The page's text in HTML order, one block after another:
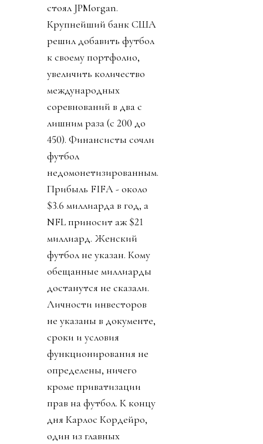
стоял JPMorgan.
Крупнейший банк США
решил добавить футбол
к своему портфолио,
увеличить количество
международных
соревнований в два с
лишним раза (с 200 до
450). Финансисты сочли
футбол
недомонетизированным.
Прибыль FIFA - около
$3.6 миллиарда в год, а
NFL приносит аж $21
миллиард. Женский
футбол не указан. Кому
обещанные миллиарды
достанутся не сказали.
Личности инвесторов
не указаны в документе,
сроки и условия
функционирования не
определены, ничего
кроме приватизации
прав на футбол. К концу
дня Карлос Кордейро,
один из главных